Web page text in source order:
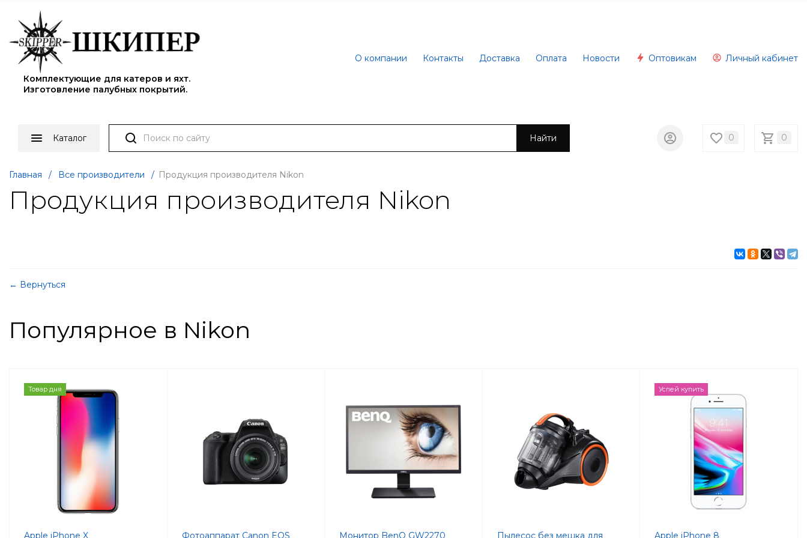
Комплектующие для катеров и яхт.
Изготовление палубных покрытий.
О компании Контакты Доставка Оплата Новости Оптовикам Личный кабинет
Каталог 0 0
Найти
Главная / Все производители / Продукция производителя Nikon
Продукция производителя Nikon
← Вернуться
Популярное в Nikon
Товар дня
Apple iPhone X
Фотоаппарат Canon EOS
Монитор BenQ GW2270
Пылесос без мешка для
Успей купить
Apple iPhone 8